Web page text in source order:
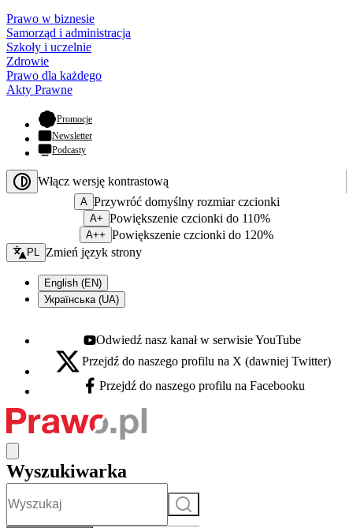
Prawo w biznesie
Samorząd i administracja
Szkoły i uczelnie
Zdrowie
Prawo dla każdego
Akty Prawne
Promocje- otwiera się w nowej karcie
Newsletter
Podcasty
Włącz wersję kontrastową
A Przywróć domyślny rozmiar czcionki
A+ Powiększenie czcionki do 110%
A++ Powiększenie czcionki do 120%
Zmień język - bieżący:
PL Zmień język strony
English (EN)
Українська (UA)
Youtube - otwiera się w nowej karcie
Odwiedź nasz kanał w serwisie YouTube
X - otwiera się w nowej karcie
Przejdź do naszego profilu na X (dawniej Twitter)
Facebook - otwiera się w nowej karcie
Przejdź do naszego profilu na Facebooku
Wyszukiwarka
Szukaj